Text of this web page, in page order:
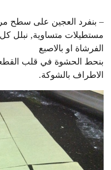
– بنفرد العجين على سطح
مستطيلات متساوية, نبلل
الفرشاة او بالاصبع
بنحط الحشوة في قلب
الاطراف بالشوكة.